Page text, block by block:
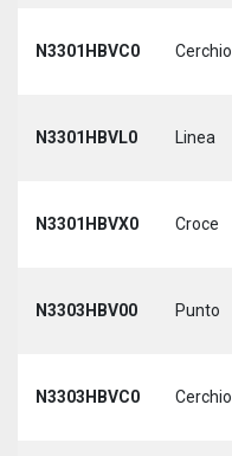
N3301HBVC0 Cerchio
N3301HBVL0 Linea
N3301HBVX0 Croce
N3303HBV00 Punto
N3303HBVC0 Cerchio